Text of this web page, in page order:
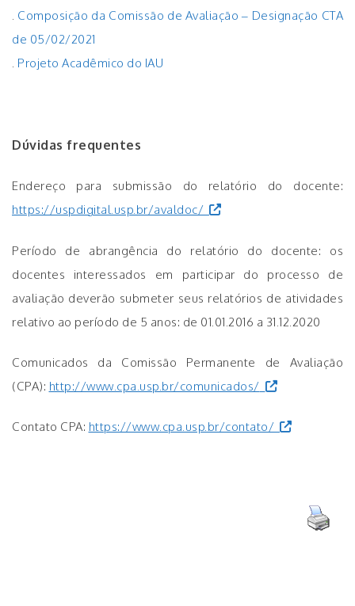
Composição da Comissão de Avaliação – Designação CTA
de 05/02/2021
Projeto Acadêmico do IAU
Dúvidas frequentes
Endereço para submissão do relatório do docente:
https://uspdigital.usp.br/avaldoc/
Período de abrangência do relatório do docente: os
docentes interessados em participar do processo de
avaliação deverão submeter seus relatórios de atividades
relativo ao período de 5 anos: de 01.01.2016 a 31.12.2020
Comunicados da Comissão Permanente de Avaliação
(CPA): http://www.cpa.usp.br/comunicados/
Contato CPA: https://www.cpa.usp.br/contato/